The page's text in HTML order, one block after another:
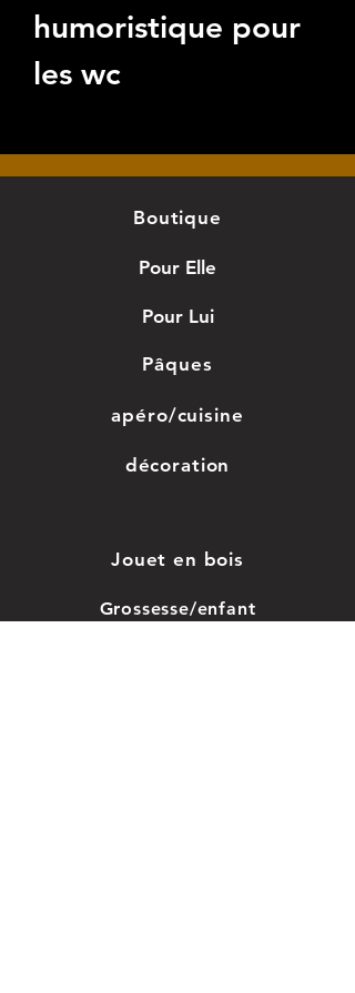
humoristique pour
les wc
15×15cm
Bois de bouleau.
Boutique
Pour Elle
Pour Lui
Pâques
apéro/cuisine
décoration
Jouet en bois
Grossesse/enfant